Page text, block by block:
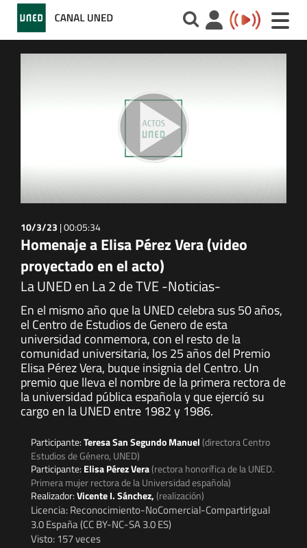
Toggle
10/3/23 |00:05:34
Homenaje a Elisa Pérez Vera (video
proyectado en el acto)
La UNED en La 2 de TVE -Noticias-
En el mismo año que la UNED celebra sus 50 años,
el Centro de Estudios de Genero de esta
universidad conmemora, con el resto de la
comunidad universitaria, los 25 años del Premio
Elisa Pérez Vera, buque insignia del Centro. Un
premio que lleva el nombre de la primera rectora de
la universidad pública española y que ejerció su
cargo en la UNED entre 1982 y 1986.
Participante:Teresa San Segundo Manuel(directora Centro
Estudios de Género, UNED)
Participante: Elisa Pérez Vera(rectora honorífica de la UNED.
Primera mujer rectora de la Universidad española)
Realizador:Vicente I. Sánchez,(realización)
Licencia: Reconocimiento-NoComercial-CompartirIgual
3.0 España (CC BY-NC-SA 3.0 ES)
Visto: 157 veces